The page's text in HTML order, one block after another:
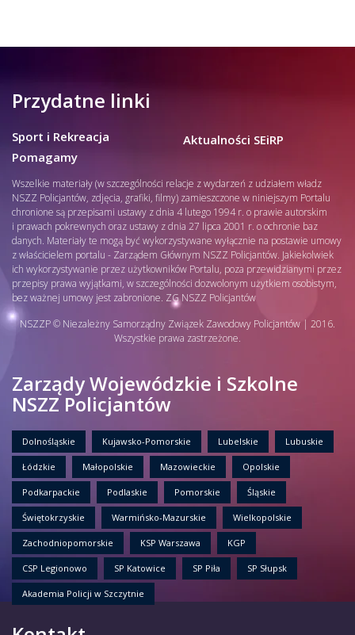
Przydatne linki
Sport i Rekreacja
Pomagamy
Aktualności SEiRP
Wszelkie materiały (w szczególności relacje z wydarzeń z udziałem władz
NSZZ Policjantów, zdjęcia, grafiki, filmy) zamieszczone w niniejszym Portalu
chronione są przepisami ustawy z dnia 4 lutego 1994 r. o prawie autorskim
i prawach pokrewnych oraz ustawy z dnia 27 lipca 2001 r. o ochronie baz
danych. Materiały te mogą być wykorzystywane wyłącznie na postawie umowy
z właścicielem portalu - Zarządem Głównym NSZZ Policjantów. Jakiekolwiek
ich wykorzystywanie przez użytkowników Portalu, poza przewidzianymi przez
przepisy prawa wyjątkami, w szczególności dozwolonym użytkiem osobistym,
bez ważnej umowy jest zabronione. ZG NSZZ Policjantów
NSZZP © Niezależny Samorządny Związek Zawodowy Policjantów | 2016.
Wszystkie prawa zastrzeżone.
Zarządy Wojewódzkie i Szkolne
NSZZ Policjantów
Dolnośląskie Kujawsko-Pomorskie Lubelskie Lubuskie
Łódzkie Małopolskie Mazowieckie Opolskie
Podkarpackie Podlaskie Pomorskie Śląskie
Świętokrzyskie Warmińsko-Mazurskie Wielkopolskie
Zachodniopomorskie KSP Warszawa KGP
CSP Legionowo SP Katowice SP Piła SP Słupsk
Akademia Policji w Szczytnie